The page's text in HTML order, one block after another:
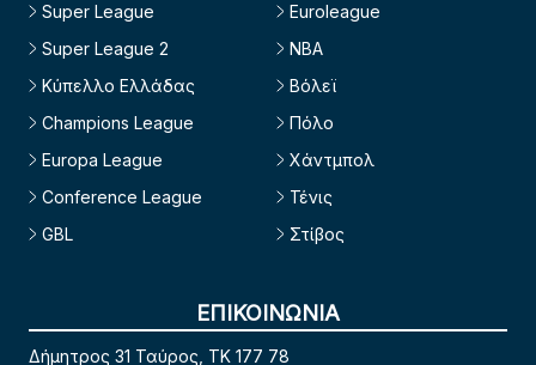
Super League
Super League 2
Κύπελλο Ελλάδας
Champions League
Europa League
Conference League
GBL
Euroleague
NBA
Βόλεϊ
Πόλο
Χάντμπολ
Τένις
Στίβος
ΕΠΙΚΟΙΝΩΝΙΑ
Δήμητρος 31 Ταύρος, TK 177 78